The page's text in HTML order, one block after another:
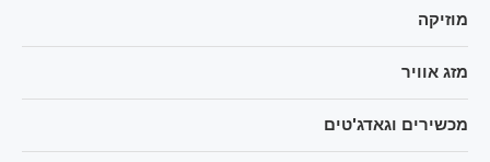
מוזיקה
מזג אוויר
מכשירים וגאדג'טים